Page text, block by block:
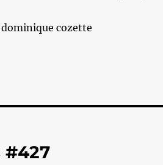
cozette
#427